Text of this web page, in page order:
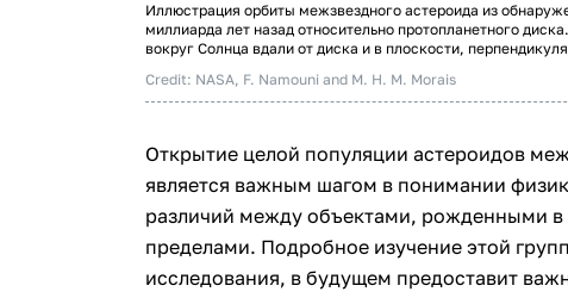
Иллюстрация орбиты межзвездного астероида из
миллиарда лет назад относительно протопланетного
вокруг Солнца вдали от диска и в плоскости,
Credit: NASA, F. Namouni and M. H. M. Morais
Открытие целой популяции астероидов
является важным шагом в понимании
различий между объектами, рожденными в
пределами. Подробное изучение этой
исследования, в будущем предоставит